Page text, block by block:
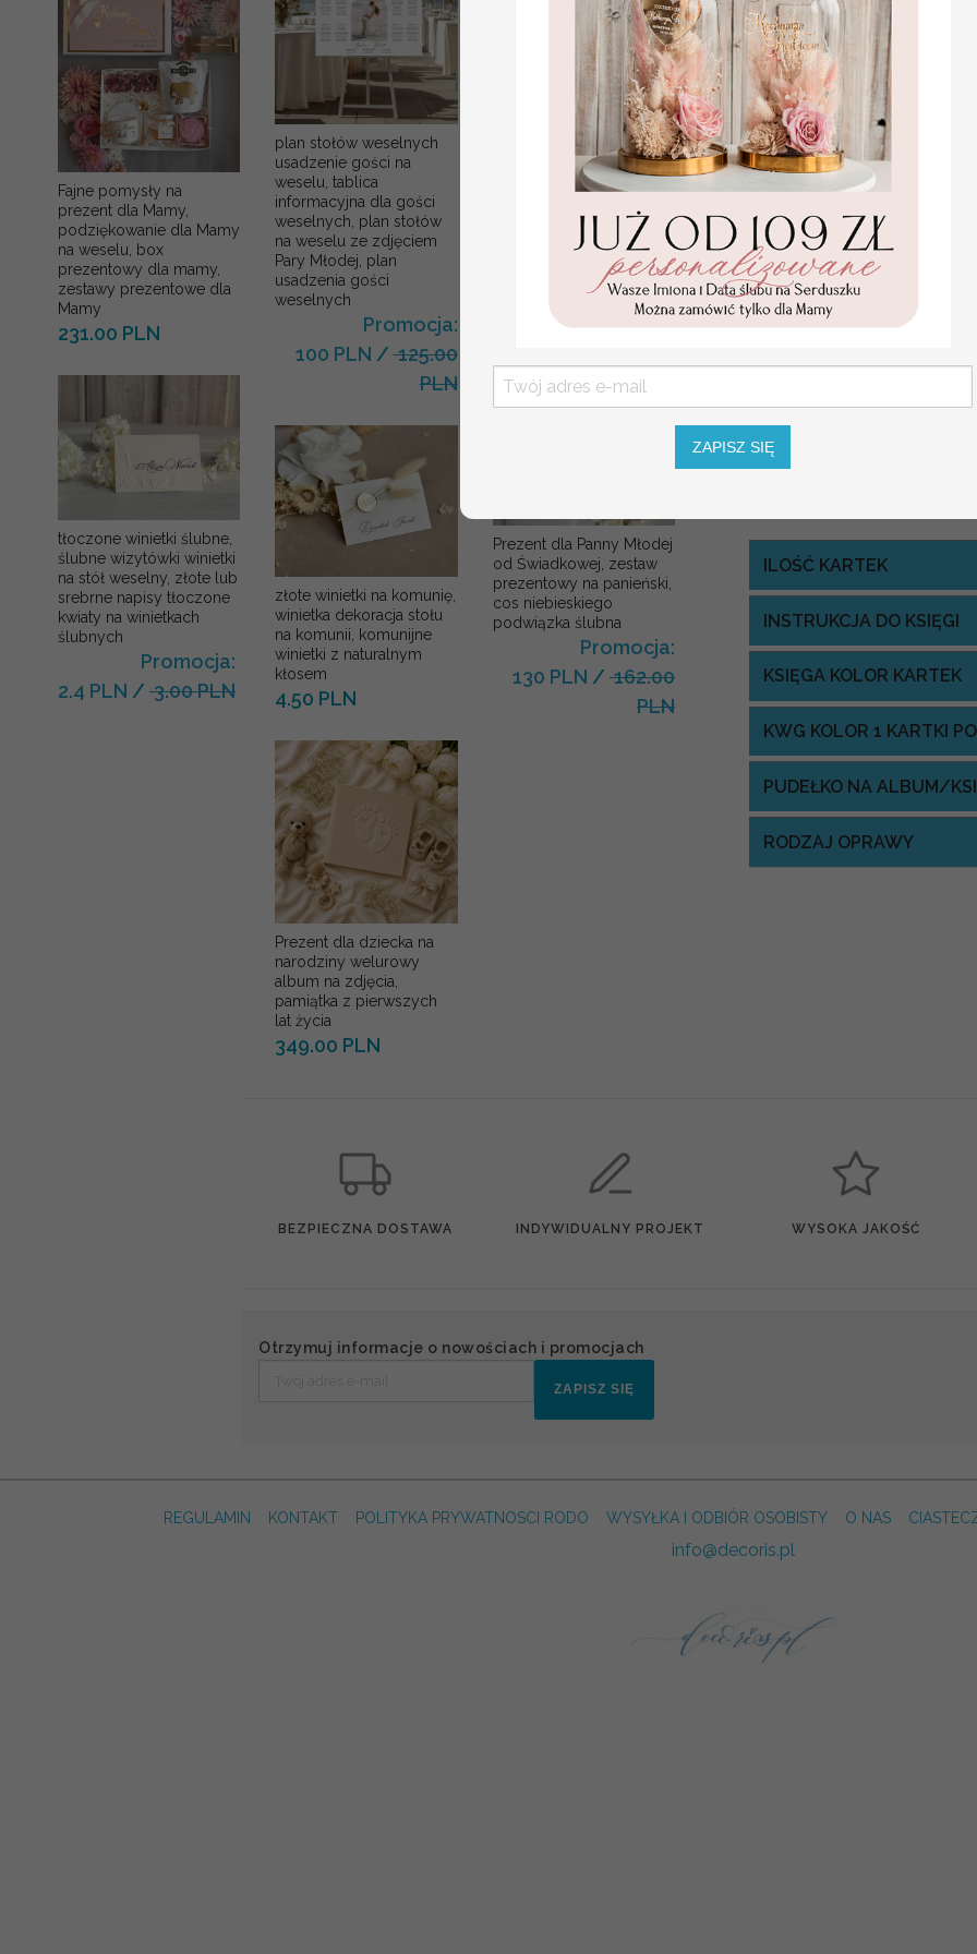
Fajne pomysły na
prezent dla Mamy,
podziękowanie dla Mamy
na weselu, box
prezentowy dla mamy,
zestawy prezentowe dla
Mamy
231.00 PLN
tłoczone winietki ślubne,
ślubne wizytówki winietki
na stół weselny, złote lub
srebrne napisy tłoczone
kwiaty na winietkach
ślubnych
Promocja:
2.4 PLN / 3.00 PLN
plan stołów weselnych
usadzenie gości na
weselu, tablica
informacyjna dla gości
weselnych, plan stołów
na weselu ze zdjęciem
Pary Młodej, plan
usadzenia gości
weselnych
Promocja:
100 PLN /125.00
PLN
złote winietki na komunię,
winietka dekoracja stołu
na komunii, komunijne
winietki z naturalnym
kłosem
4.50 PLN
Prezent dla dziecka na
narodziny welurowy
album na zdjęcia,
pamiątka z pierwszych
lat życia
349.00 PLN
podziękowanie dla Matki i
Ojca Chrzestnego Rama i
podziękowania dla
chrzestnych na Komunię
Promocja:
139.00 PLN/
165.00 PLN
Prezent dla Panny Młodej
od Świadkowej, zestaw
prezentowy na panieński,
cos niebieskiego
podwiązka ślubna
Promocja:
130 PLN / 162.00
PLN
szyte kartki , w której
zachęcą do zabawnych
Proponowana wybierz
różnorodnością wzorów.
na ploaroidy i fotki z
uroczystości.
Księga
instax-a
WYJĄTKOWA
Okładka: drewniana sklejka
W przypadki wyboru
ILOŚĆ KARTEK
INSTRUKCJA DO KSIĘGI
KSIĘGA KOLOR KARTEK
KWG KOLOR 1 KARTKI
PUDEŁKO NA ALBUM/
RODZAJ OPRAWY
BEZPIECZNA DOSTAWA INDYWIDUALNY PROJEKT WYSOKA JAKOŚĆ
Otrzymuj informacje o nowościach i promocjach
ZAPISZ SIĘ
REGULAMIN KONTAKT POLITYKA PRYWATNOSCI RODO WYSYŁKA I ODBIÓR OSOBISTY O NAS
info@decoris.pl
ZAPISZ SIĘ